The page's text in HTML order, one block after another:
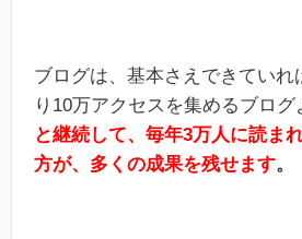
ブログは、基本さえできていれ
り10万アクセスを集めるブログ
と継続して、毎年3万人に読ま
方が、多くの成果を残せます。